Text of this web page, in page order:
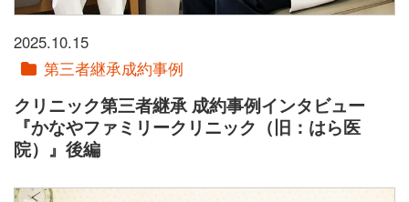
2025.10.15
第三者継承成約事例
クリニック第三者継承 成約事例インタビュー
『かなやファミリークリニック（旧：はら医
院）』後編